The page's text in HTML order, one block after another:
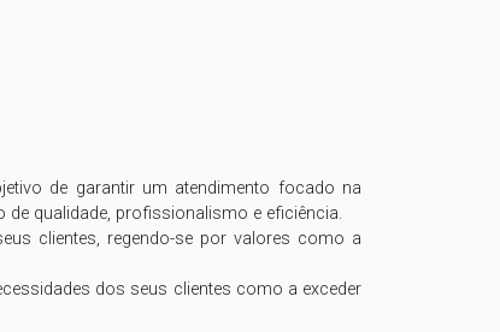
de garantir um atendimento focado na
qualidade, profissionalismo e eficiência.
clientes, regendo-se por valores como a
dos seus clientes como a exceder